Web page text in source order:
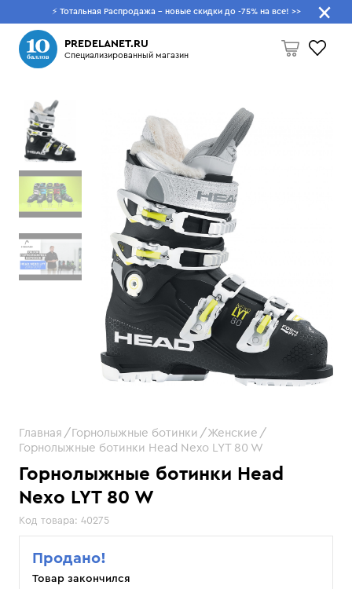
⚡ Тотальная Распродажа - новые скидки до -75% на все! >>
PREDELANET.RU
Специализированный магазин
Пусто
Что будем искать?
Горнолыжные ботинки Head
Nexo LYT 80 W
Код товара: 40275
Главная Горнолыжные ботинки
Женские
Горнолыжные ботинки Head Nexo LYT 80 W
Продано!
Товар закончился